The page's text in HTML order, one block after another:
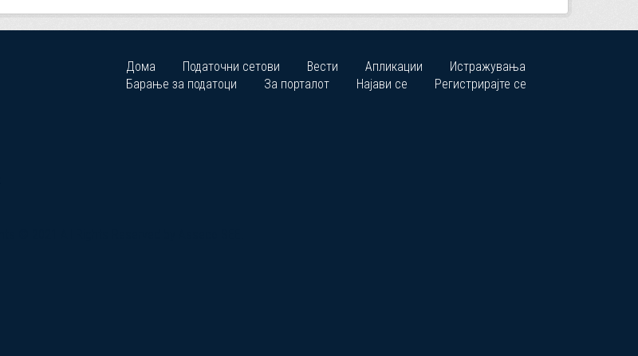
Дома Податочни сетови Вести Апликации
Истражувања
Барање за податоци
За порталот Најави се Регистрирајте се